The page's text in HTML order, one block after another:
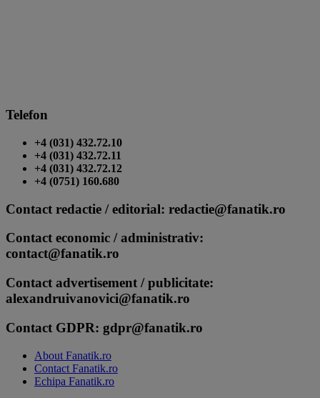
Telefon
+4 (031) 432.72.10
+4 (031) 432.72.11
+4 (031) 432.72.12
+4 (0751) 160.680
Contact redactie / editorial: redactie@fanatik.ro
Contact economic / administrativ:
contact@fanatik.ro
Contact advertisement / publicitate:
alexandruivanovici@fanatik.ro
Contact GDPR: gdpr@fanatik.ro
About Fanatik.ro
Contact Fanatik.ro
Echipa Fanatik.ro